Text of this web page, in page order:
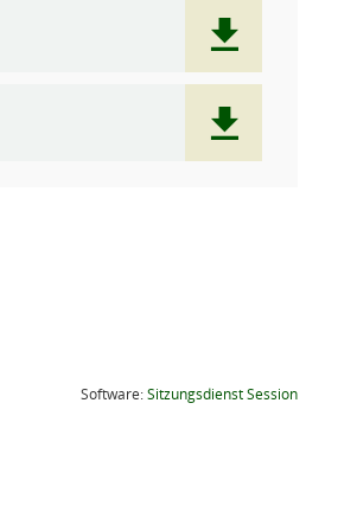
Software:SitzungsdienstSession(Wird in